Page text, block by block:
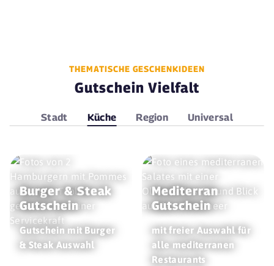
THEMATISCHE GESCHENKIDEEN
Gutschein Vielfalt
Stadt Küche Region Universal
Burger & Steak
Gutschein
Gutschein mit Burger
& Steak Auswahl
Mediterran
Gutschein
mit freier Auswahl für
alle mediterranen
Restaurants